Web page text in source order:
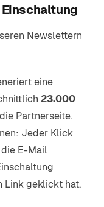
Newslettern
eine
23.000
Partnerseite.
Jeder Klick
E-Mail
Link geklickt hat.